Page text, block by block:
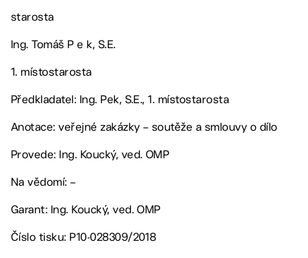
starosta
Ing. Tomáš P e k, S.E.
1. místostarosta
Předkladatel: Ing. Pek, S.E., 1. místostarosta
Anotace: veřejné zakázky – soutěže a smlouvy o dílo
Provede: Ing. Koucký, ved. OMP
Na vědomí: –
Garant: Ing. Koucký, ved. OMP
Číslo tisku: P10-028309/2018